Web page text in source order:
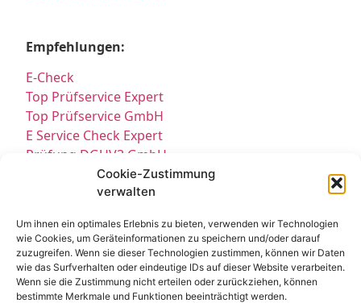
Cookie-Zustimmung
verwalten
Um ihnen ein optimales Erlebnis zu bieten, verwenden wir Technologien
wie Cookies, um Geräteinformationen zu speichern und/oder darauf
zuzugreifen. Wenn sie dieser Technologien zustimmen, können wir Daten
wie das Surfverhalten oder eindeutige IDs auf dieser Website verarbeiten.
Wenn sie die Zustimmung nicht erteilen oder zurückziehen, können
bestimmte Merkmale und Funktionen beeinträchtigt werden.
Empfehlungen:
E-Check
Top Prüfservice Expert
Top Prüfservice GmbH
E Service Check Expert
Prüfung DGUV3 GmbH
Sicherheitsprüfungen Partners
Sicherheitsprüfungen Expert
Prüfung elektrischer Anlagen